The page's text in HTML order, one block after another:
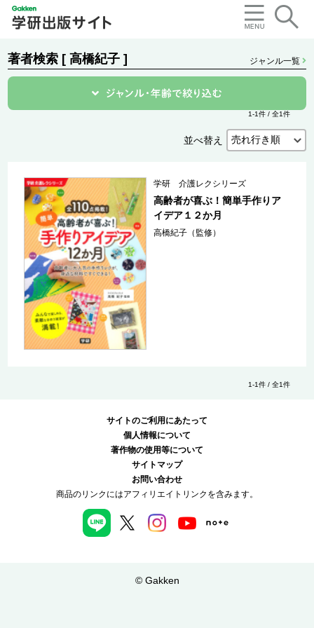
著者検索 [ 高橋紀子 ] ジャンル一覧
1-1件 / 全1件
並べ替え
学研 介護レクシリーズ
高齢者が喜ぶ！簡単手作りア
イデア１２か月
高橋紀子（監修）
1-1件 / 全1件
サイトのご利用にあたって
個人情報について
著作物の使用等について
サイトマップ
お問い合わせ
商品のリンクにはアフィリエイトリンクを含みます。
© Gakken